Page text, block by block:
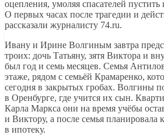
оцепления, умоляя спасателей пустить
О первых часах после трагедии и
рассказали журналисту 74.ru.
Ивану и Ирине Волгиным завтра
троих: дочь Татьяну, зятя Виктора и
был год и семь месяцев. Семья
этаже, рядом с семьёй Крамаренко,
сегодня в закрытых гробах. Волгины
в Оренбурге, где учится их сын.
Карла Маркса они на время учёбы
и Виктору, а после семья планировала
в ипотеку.